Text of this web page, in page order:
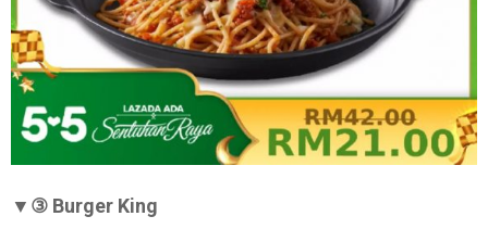
▼③ Burger King